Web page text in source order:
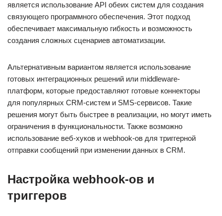
является использование API обеих систем для создания
связующего программного обеспечения. Этот подход
обеспечивает максимальную гибкость и возможность
создания сложных сценариев автоматизации.
Альтернативным вариантом является использование
готовых интеграционных решений или middleware-
платформ, которые предоставляют готовые коннекторы
для популярных CRM-систем и SMS-сервисов. Такие
решения могут быть быстрее в реализации, но могут иметь
ограничения в функциональности. Также возможно
использование веб-хуков и webhook-ов для триггерной
отправки сообщений при изменении данных в CRM.
Настройка webhook-ов и
триггеров